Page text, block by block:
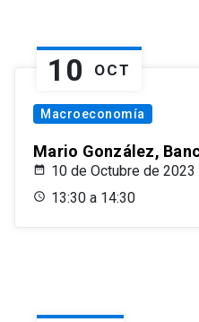
10 OCT
Macroeconomía
Mario González,
10 de Octubre de 2023
13:30 a 14:30